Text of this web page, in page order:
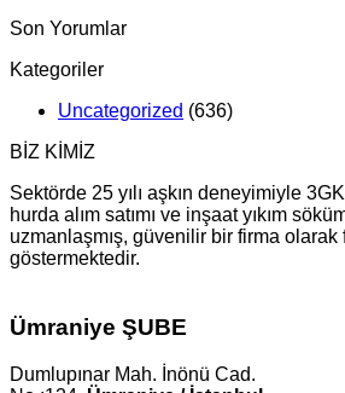
Son Yorumlar
Kategoriler
Uncategorized (636)
BİZ KİMİZ
Sektörde 25 yılı aşkın deneyimiyle
hurda alım satımı ve inşaat yıkım
uzmanlaşmış, güvenilir bir firma olarak
göstermektedir.
Ümraniye ŞUBE
Dumlupınar Mah. İnönü Cad.